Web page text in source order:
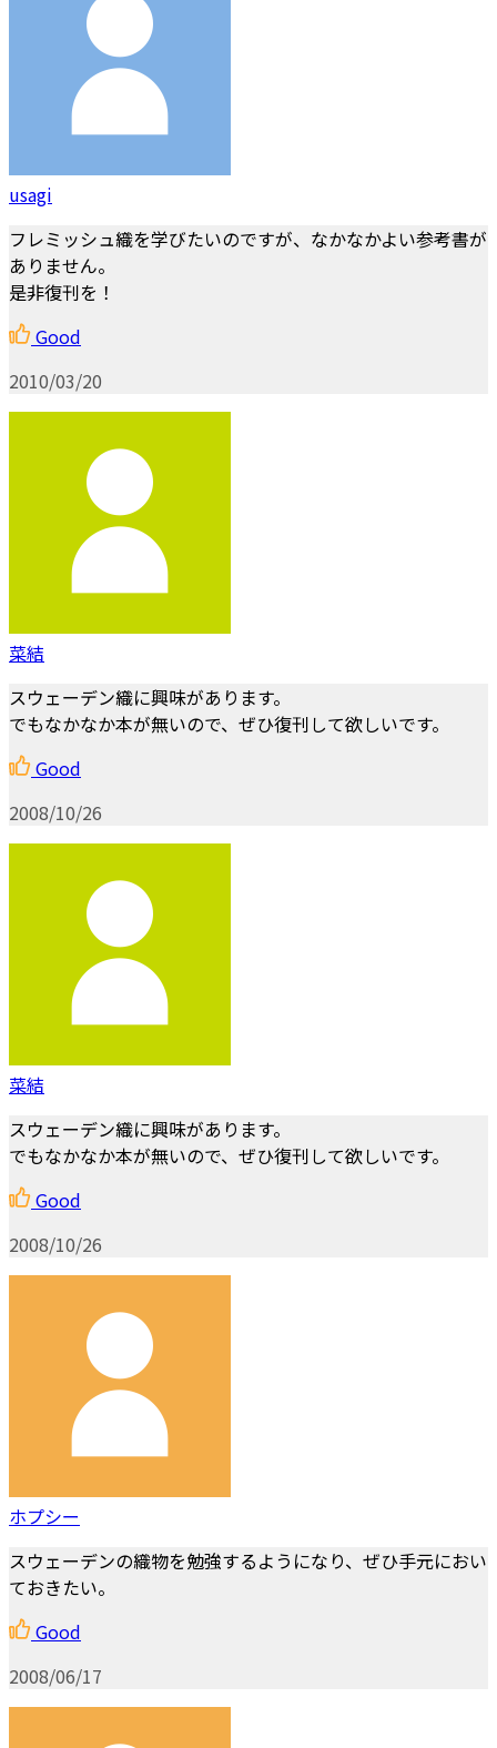
usagi
フレミッシュ織を学びたいのですが、なかなかよい参考書が
ありません。
是非復刊を！
Good
2010/03/20
菜結
スウェーデン織に興味があります。
でもなかなか本が無いので、ぜひ復刊して欲しいです。
Good
2008/10/26
菜結
スウェーデン織に興味があります。
でもなかなか本が無いので、ぜひ復刊して欲しいです。
Good
2008/10/26
ホプシー
スウェーデンの織物を勉強するようになり、ぜひ手元におい
ておきたい。
Good
2008/06/17